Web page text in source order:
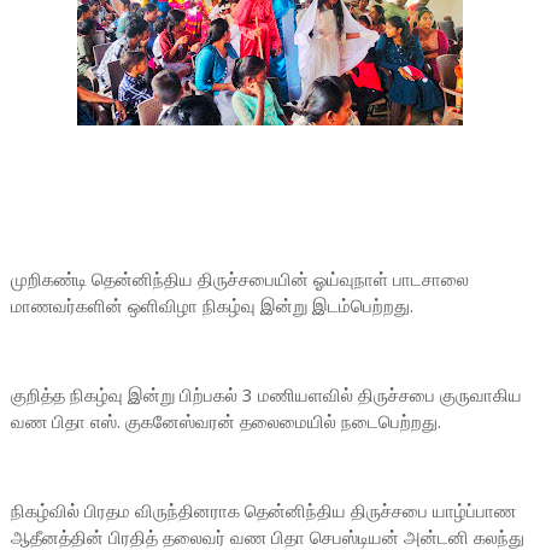
முறிகண்டி தென்னிந்திய திருச்சபையின் ஓய்வுநாள் பாடசாலை
மாணவர்களின் ஒளிவிழா நிகழ்வு இன்று இடம்பெற்றது.
குறித்த நிகழ்வு இன்று பிற்பகல் 3 மணியளவில் திருச்சபை குருவாகிய
வண பிதா எஸ். குகனேஸ்வரன் தலைமையில் நடைபெற்றது.
நிகழ்வில் பிரதம விருந்தினராக தென்னிந்திய திருச்சபை யாழ்ப்பாண
ஆதீனத்தின் பிரதித் தலைவர் வண பிதா செபஸ்டியன் அன்டனி கலந்து